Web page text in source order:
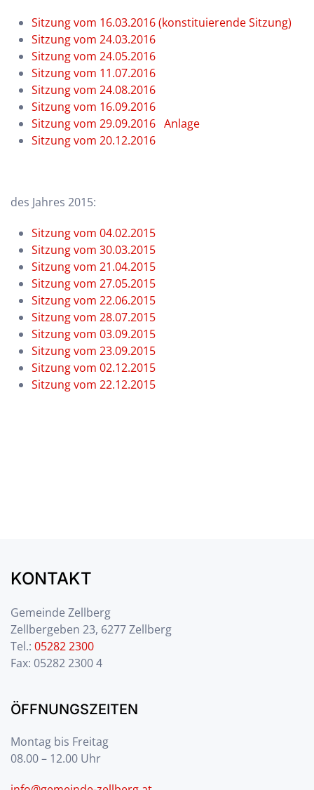
Sitzung vom 16.03.2016 (konstituierende Sitzung)
Sitzung vom 24.03.2016
Sitzung vom 24.05.2016
Sitzung vom 11.07.2016
Sitzung vom 24.08.2016
Sitzung vom 16.09.2016
Sitzung vom 29.09.2016 Anlage
Sitzung vom 20.12.2016
des Jahres 2015:
Sitzung vom 04.02.2015
Sitzung vom 30.03.2015
Sitzung vom 21.04.2015
Sitzung vom 27.05.2015
Sitzung vom 22.06.2015
Sitzung vom 28.07.2015
Sitzung vom 03.09.2015
Sitzung vom 23.09.2015
Sitzung vom 02.12.2015
Sitzung vom 22.12.2015
KONTAKT
Gemeinde Zellberg
Zellbergeben 23, 6277 Zellberg
Tel.: 05282 2300
Fax: 05282 2300 4
ÖFFNUNGSZEITEN
Montag bis Freitag
08.00 – 12.00 Uhr